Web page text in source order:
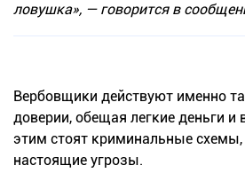
ловушка», — говорится в
Вербовщики действуют именно
доверии, обещая легкие деньги
этим стоят криминальные схемы,
настоящие угрозы.